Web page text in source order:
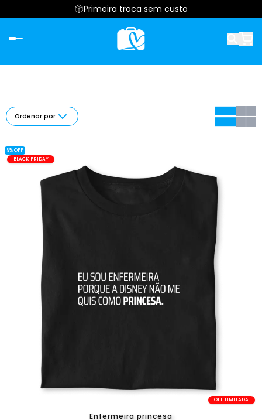
Primeira troca sem custo
Ordenar por
BLACK FRIDAY
OFF LIMITADA
Enfermeira princesa
9% OFF